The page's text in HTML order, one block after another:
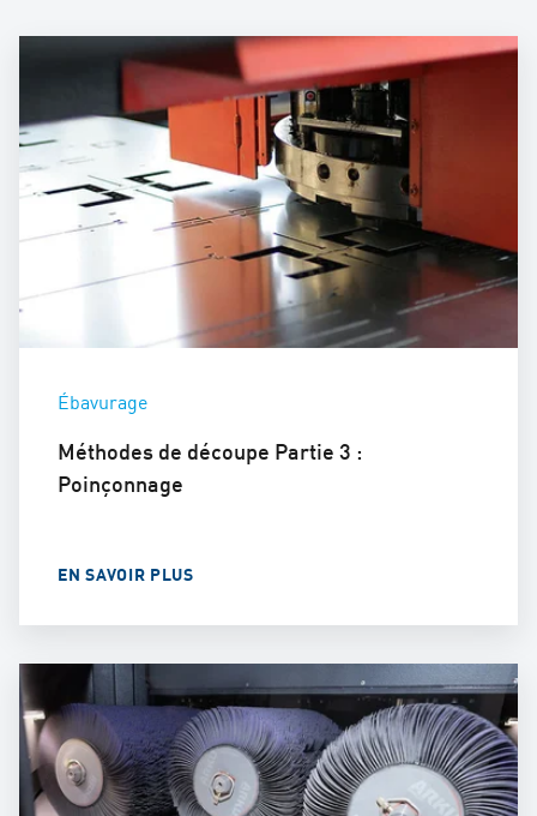
Ébavurage
Méthodes de découpe Partie 3 :
Poinçonnage
EN SAVOIR PLUS